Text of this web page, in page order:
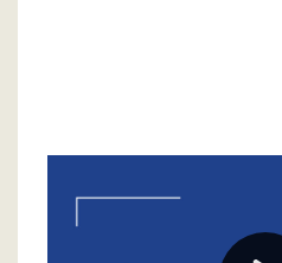
La définition